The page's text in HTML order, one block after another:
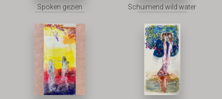
Spoken gezien Schuimend wild water